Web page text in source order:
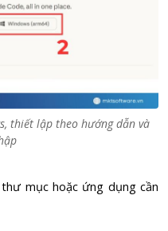
thiết lập theo hướng dẫn và
mục hoặc ứng dụng cần